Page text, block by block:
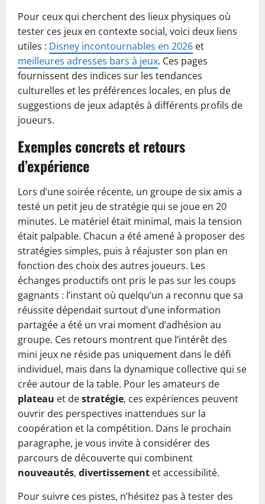
Pour ceux qui cherchent des lieux physiques où
tester ces jeux en contexte social, voici deux liens
utiles : Disney incontournables en 2026 et
meilleures adresses bars à jeux. Ces pages
fournissent des indices sur les tendances
culturelles et les préférences locales, en plus de
suggestions de jeux adaptés à différents profils de
joueurs.
Exemples concrets et retours
d’expérience
Lors d’une soirée récente, un groupe de six amis a
testé un petit jeu de stratégie qui se joue en 20
minutes. Le matériel était minimal, mais la tension
était palpable. Chacun a été amené à proposer des
stratégies simples, puis à réajuster son plan en
fonction des choix des autres joueurs. Les
échanges productifs ont pris le pas sur les coups
gagnants : l’instant où quelqu’un a reconnu que sa
réussite dépendait surtout d’une information
partagée a été un vrai moment d’adhésion au
groupe. Ces retours montrent que l’intérêt des
mini jeux ne réside pas uniquement dans le défi
individuel, mais dans la dynamique collective qui se
crée autour de la table. Pour les amateurs de
plateau et destratégie, ces expériences peuvent
ouvrir des perspectives inattendues sur la
coopération et la compétition. Dans le prochain
paragraphe, je vous invite à considérer des
parcours de découverte qui combinent
nouveautés, divertissement et accessibilité.
Pour suivre ces pistes, n’hésitez pas à tester des